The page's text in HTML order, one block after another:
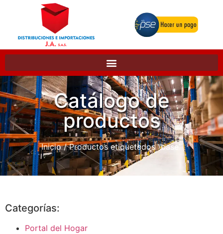
Catálogo de
productos
Inicio/ Productos etiquetados “base”
Categorías:
Portal del Hogar